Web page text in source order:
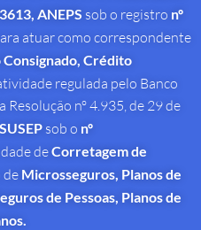
ANEPS sob o registro nº
atuar como correspondente
Crédito
regulada pelo Banco
nº 4.935, de 29 de
SUSEP sob o nº
deCorretagem de
de Microsseguros, Planos de
de Pessoas, Planos de